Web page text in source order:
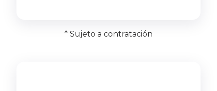
* Sujeto a contratación